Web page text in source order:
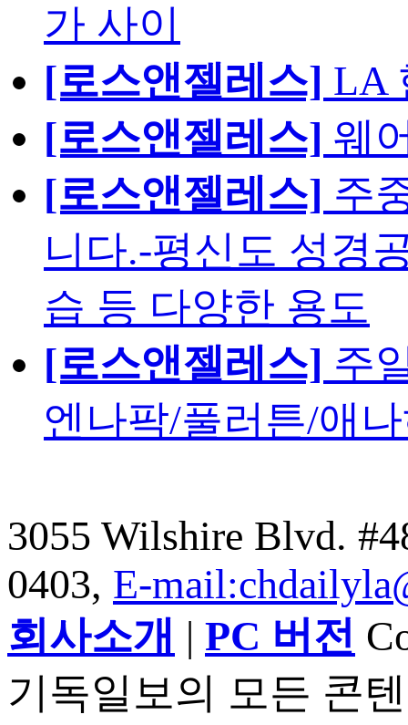
가 사이
[로스앤젤레스] LA
[로스앤젤레스] 웨
[로스앤젤레스] 주
니다.-평신도 성경
습 등 다양한 용도
[로스앤젤레스] 주
엔나팍/풀러튼/애
3055 Wilshire Blvd.
0403, E-
회사소개 | PC 버전
기독일보의 모든 콘